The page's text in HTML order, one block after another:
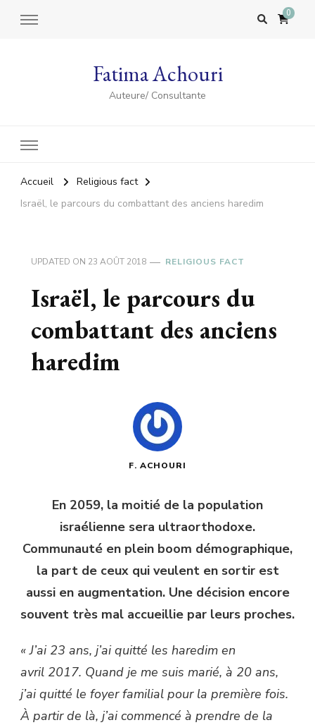
0
Fatima Achouri
Auteure/ Consultante
Accueil
Religious fact
Israël, le parcours du combattant des anciens haredim
UPDATED ON 23 AOÛT 2018 RELIGIOUS FACT
Israël, le parcours du
combattant des anciens
haredim
F. ACHOURI
En 2059, la moitié de la population
israélienne sera ultraorthodoxe.
Communauté en plein boom démographique,
la part de ceux qui veulent en sortir est
aussi en augmentation. Une décision encore
souvent très mal accueillie par leurs proches.
« J’ai 23 ans, j’ai quitté les haredim en
avril 2017. Quand je me suis marié, à 20 ans,
j’ai quitté le foyer familial pour la première fois.
À partir de là, j’ai commencé à prendre de la